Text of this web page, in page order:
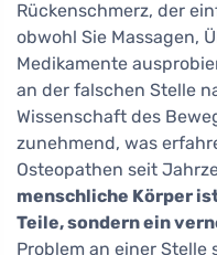
Rückenschmerz, der
obwohl Sie Massagen,
Medikamente
an der falschen Stelle
Wissenschaft des
zunehmend, was
Osteopathen seit
menschliche Körper
Teile, sondern ein
Problem an einer